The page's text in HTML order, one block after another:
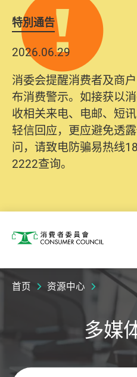
特別通告
2026.06.29
消委会提醒消费者及商
布消费警示。如接获以
收相关来电、电邮、短
轻信回应，更应避免透
问，请致电防骗易热线
2222查询。
2025.10.31
为提升使用者体验及网
系统已经进行升级及推
10日起，消费者需要提
名、电邮及电话）注册
询及建议。所有提交纪
方便日后作出跟进。
消费者委员会
首页 资源中心
多媒